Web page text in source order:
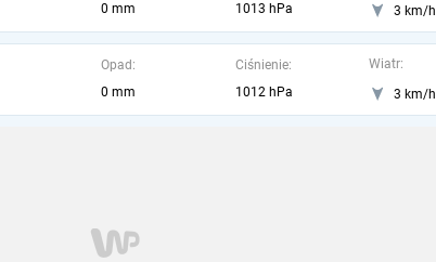
0 mm
1013 hPa
3 km/h
Opad:
0 mm
Ciśnienie:
1012 hPa
Wiatr:
3 km/h